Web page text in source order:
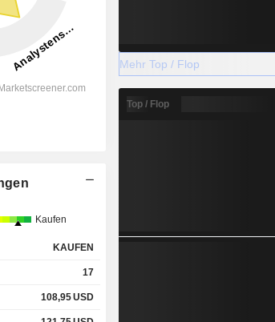
Kaufen
KAUFEN
17
108,95USD
Mehr Top / Flop
Top / Flop